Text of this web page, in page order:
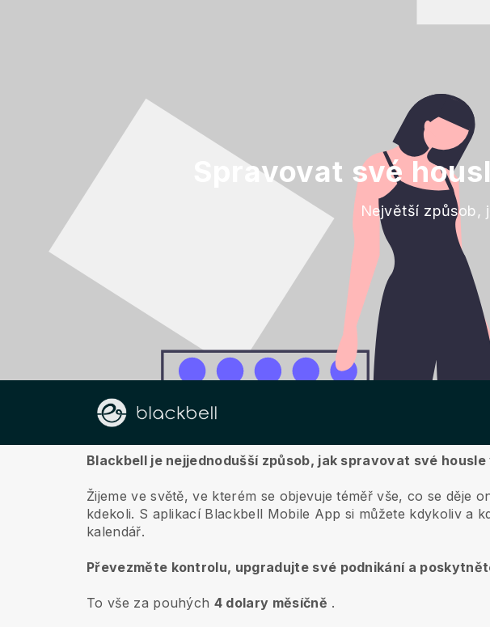
Spravovat své
Největší způsob,
O nás
Blackbell je nejjednodušší způsob, jak spravovat své
Žijeme ve světě, ve kterém se objevuje téměř vše, co se děje
kdekoli. S aplikací Blackbell Mobile App si můžete kdykoliv a
kalendář.
Převezměte kontrolu, upgradujte své podnikání a
To vše za pouhých 4 dolary měsíčně .